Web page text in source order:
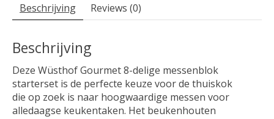
Beschrijving Reviews (0)
Beschrijving
Deze Wüsthof Gourmet 8-delige messenblok
starterset is de perfecte keuze voor de thuiskok
die op zoek is naar hoogwaardige messen voor
alledaagse keukentaken. Het beukenhouten